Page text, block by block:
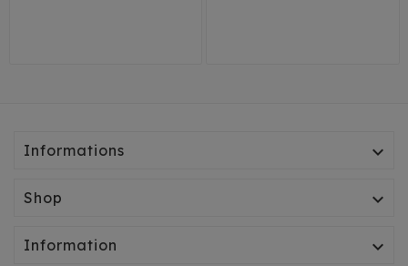
Informations 
Shop 
Information 